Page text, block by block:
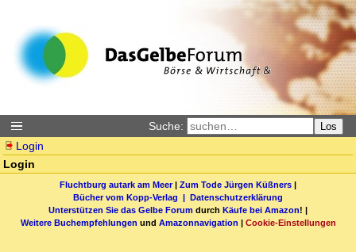
Suche: Los
Login
Login
Fluchtburg autark am Meer| Zum Tode Jürgen Küßners |
Bücher vom Kopp-Verlag | Datenschutzerklärung
Unterstützen Sie das Gelbe Forum durch Käufe bei Amazon! |
Weitere Buchempfehlungen und Amazonnavigation | Cookie-Einstellungen